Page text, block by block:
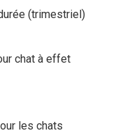
(trimestriel)
chat à effet
les chats